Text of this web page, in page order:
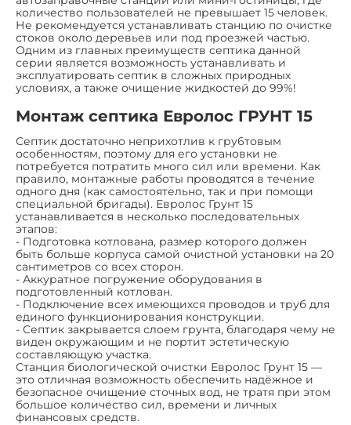
количество пользователей не превышает 15 человек.
Не рекомендуется устанавливать станцию по очистке
стоков около деревьев или под проезжей частью.
Одним из главных преимуществ септика данной
серии является возможность устанавливать и
эксплуатировать септик в сложных природных
условиях, а также очищение жидкостей до 99%!
Монтаж септика Евролос ГРУНТ 15
Септик достаточно неприхотлив к гру6товым
особенностям, поэтому для его установки не
потребуется потратить много сил или времени. Как
правило, монтажные работы проводятся в течение
одного дня (как самостоятельно, так и при помощи
специальной бригады). Евролос Грунт 15
устанавливается в несколько последовательных
этапов:
- Подготовка котлована, размер которого должен
быть больше корпуса самой очистной установки на 20
сантиметров со всех сторон.
- Аккуратное погружение оборудования в
подготовленный котлован.
- Подключение всех имеющихся проводов и труб для
единого функционирования конструкции.
- Септик закрывается слоем грунта, благодаря чему не
виден окружающим и не портит эстетическую
составляющую участка.
Станция биологической очистки Евролос Грунт 15 —
это отличная возможность обеспечить надёжное и
безопасное очищение сточных вод, не тратя при этом
большое количество сил, времени и личных
финансовых средств.